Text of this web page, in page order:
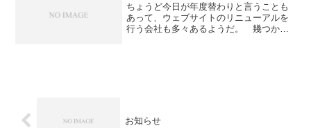
ちょうど今日が年度替わりと言うことも
あって、ウェブサイトのリニューアルを
行う会社も多々あるようだ。 幾つかの
お知らせ